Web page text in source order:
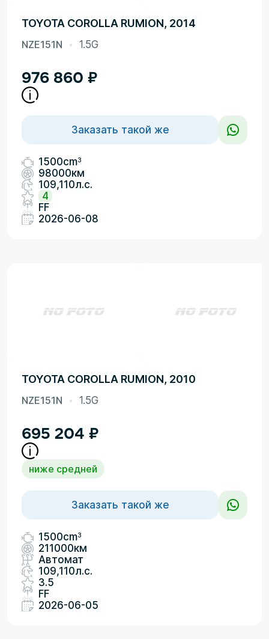
TOYOTA COROLLA RUMION, 2014
NZE151N 1.5G
976 860 ₽
Заказать такой же
1500cm3
98000км
109,110л.с.
4
FF
2026-06-08
TOYOTA COROLLA RUMION, 2010
NZE151N 1.5G
695 204 ₽
ниже средней
Заказать такой же
1500cm3
211000км
Автомат
109,110л.с.
3.5
FF
2026-06-05